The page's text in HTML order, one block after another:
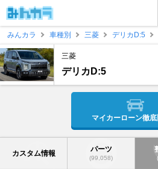
みんカラ
車種別 三菱 デリカD:5
三菱
デリカD:5
マイカーローン徹底
カスタム情報 パーツ
(99,058)